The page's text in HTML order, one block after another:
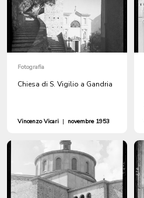
Fotografia
Chiesa di S. Vigilio a Gandria
Vincenzo Vicari | novembre 1953